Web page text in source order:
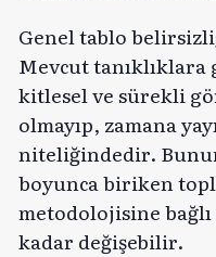
Genel tablo
Mevcut
kitlesel ve sürekli
olmayıp, zamana
niteliğindedir.
boyunca biriken
metodolojisine
kadar değişebilir.